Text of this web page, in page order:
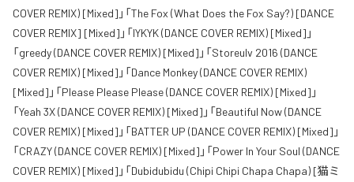
COVER REMIX) [Mixed]」「The Fox (What Does the Fox Say?) [DANCE
COVER REMIX] [Mixed]」「IYKYK (DANCE COVER REMIX) [Mixed]」
「greedy (DANCE COVER REMIX) [Mixed]」「Storeulv 2016 (DANCE
COVER REMIX) [Mixed]」「Dance Monkey (DANCE COVER REMIX)
[Mixed]」「Please Please Please (DANCE COVER REMIX) [Mixed]」
「Yeah 3X (DANCE COVER REMIX) [Mixed]」「Beautiful Now (DANCE
COVER REMIX) [Mixed]」「BATTER UP (DANCE COVER REMIX) [Mixed]」
「CRAZY (DANCE COVER REMIX) [Mixed]」「Power In Your Soul (DANCE
COVER REMIX) [Mixed]」「Dubidubidu (Chipi Chipi Chapa Chapa) [猫ミ